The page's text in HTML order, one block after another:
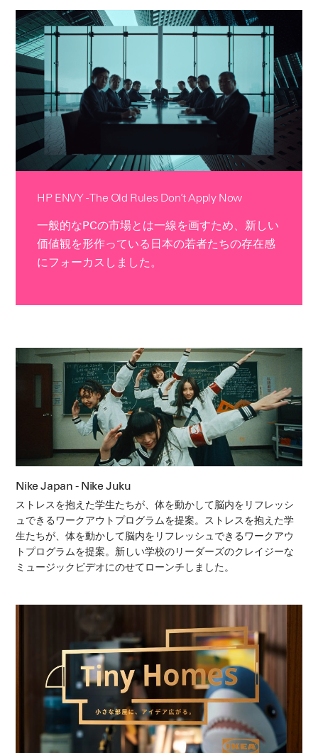
HP ENVY - The Old Rules Don’t Apply Now
一般的なPCの市場とは一線を画すため、新しい
価値観を形作っている日本の若者たちの存在感
にフォーカスしました。
Nike Japan - Nike Juku
ストレスを抱えた学生たちが、体を動かして脳内をリフレッシ
ュできるワークアウトプログラムを提案。ストレスを抱えた学
生たちが、体を動かして脳内をリフレッシュできるワークアウ
トプログラムを提案。新しい学校のリーダーズのクレイジーな
ミュージックビデオにのせてローンチしました。